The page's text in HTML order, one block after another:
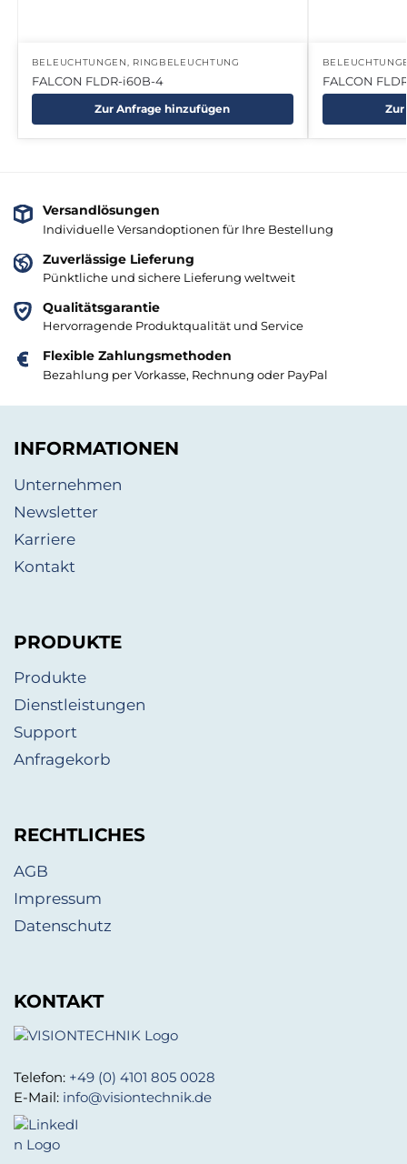
BELEUCHTUNGEN, RINGBELEUCHTUNG
FALCON FLDR-i60B-4
Zur Anfrage hinzufügen
FALCON
Versandlösungen
Individuelle Versandoptionen für Ihre Bestellung
Zuverlässige Lieferung
Pünktliche und sichere Lieferung weltweit
Qualitätsgarantie
Hervorragende Produktqualität und Service
Flexible Zahlungsmethoden
Bezahlung per Vorkasse, Rechnung oder PayPal
INFORMATIONEN
Unternehmen
Newsletter
Karriere
Kontakt
PRODUKTE
Produkte
Dienstleistungen
Support
Anfragekorb
RECHTLICHES
AGB
Impressum
Datenschutz
KONTAKT
Telefon: +49 (0) 4101 805 0028
E-Mail: info@visiontechnik.de